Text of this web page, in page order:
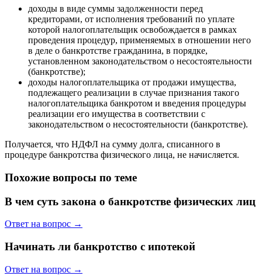
доходы в виде суммы задолженности перед
кредиторами, от исполнения требований по уплате
которой налогоплательщик освобождается в рамках
проведения процедур, применяемых в отношении него
в деле о банкротстве гражданина, в порядке,
установленном законодательством о несостоятельности
(банкротстве);
доходы налогоплательщика от продажи имущества,
подлежащего реализации в случае признания такого
налогоплательщика банкротом и введения процедуры
реализации его имущества в соответствии с
законодательством о несостоятельности (банкротстве).
Получается, что НДФЛ на сумму долга, списанного в
процедуре банкротства физического лица, не начисляется.
Похожие вопросы по теме
В чем суть закона о банкротстве физических лиц
Ответ на вопрос →
Начинать ли банкротство с ипотекой
Ответ на вопрос →